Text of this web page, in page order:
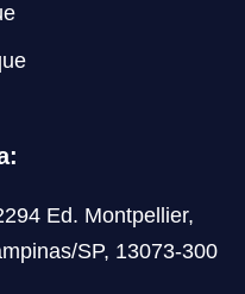
Ed. Montpellier,
SP, 13073-300